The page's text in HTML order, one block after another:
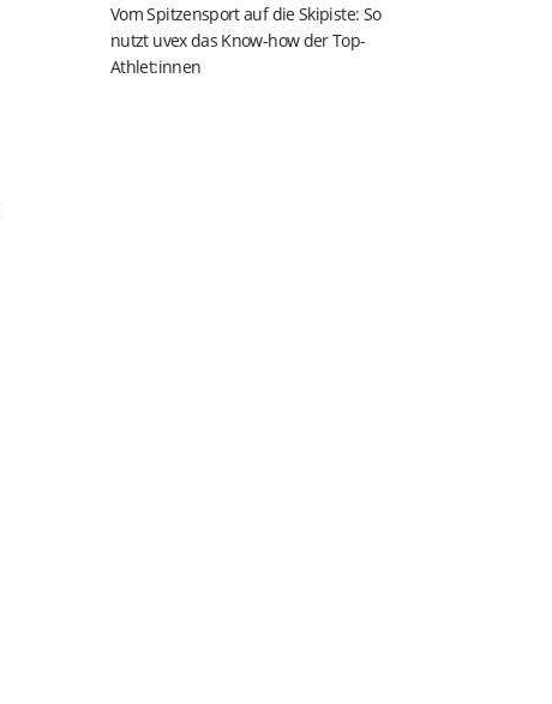
Vom Spitzensport auf die Skipiste: So
nutzt uvex das Know-how der Top-
Athlet:innen